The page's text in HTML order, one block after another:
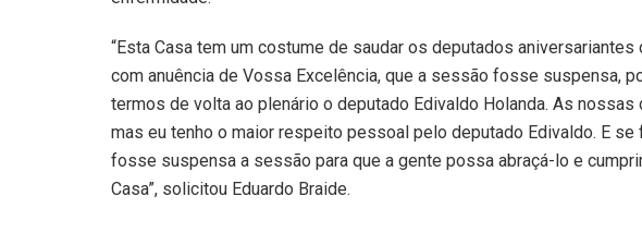
“Esta Casa tem um costume de saudar os deputados
com anuência de Vossa Excelência, que a sessão fosse suspensa,
termos de volta ao plenário o deputado Edivaldo Holanda. As
mas eu tenho o maior respeito pessoal pelo deputado Edivaldo. E se
fosse suspensa a sessão para que a gente possa abraçá-lo e
Casa”, solicitou Eduardo Braide.